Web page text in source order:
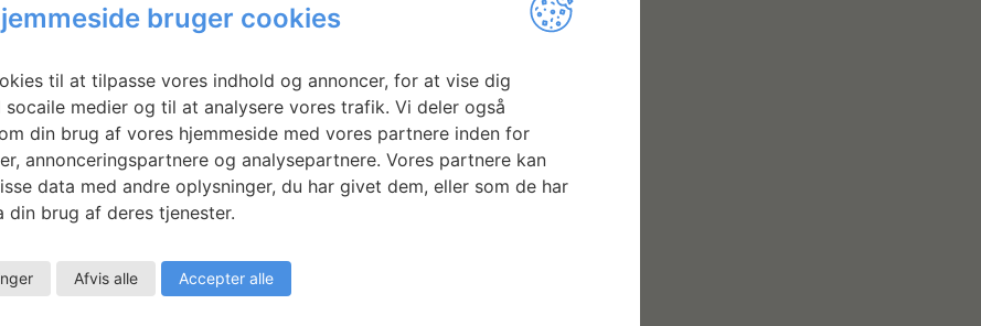
bruger cookies
til at tilpasse vores indhold og annoncer, for at vise dig
medier og til at analysere vores trafik. Vi deler også
din brug af vores hjemmeside med vores partnere inden for
annonceringspartnere og analysepartnere. Vores partnere kan
data med andre oplysninger, du har givet dem, eller som de har
din brug af deres tjenester.
Afvis alle Accepter alle